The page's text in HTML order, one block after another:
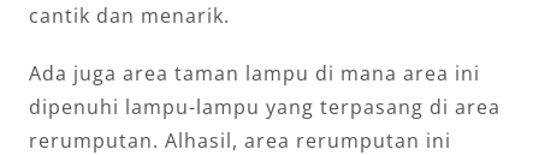
cantik dan menarik.
Ada juga area taman lampu di mana area ini
dipenuhi lampu-lampu yang terpasang di area
rerumputan. Alhasil, area rerumputan ini